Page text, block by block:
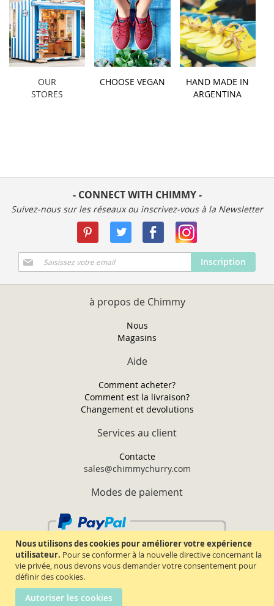
Nous utilisons des cookies pour améliorer votre expérience
utilisateur. Pour se conformer à la nouvelle directive concernant la
vie privée, nous devons vous demander votre consentement pour
définir des cookies.
Autoriser les cookies
OUR
STORES
CHOOSE VEGAN
HAND MADE IN
ARGENTINA
- CONNECT WITH CHIMMY -
Suivez-nous sur les réseaux ou inscrivez-vous à la Newsletter
Inscription
à
notre
Inscription
à propos de Chimmy
Nous
Magasins
Aide
Comment acheter?
Comment est la livraison?
Changement et devolutions
Services au client
Contacte
sales@chimmychurry.com
Modes de paiement
Chimmy Churry TM. Tous droits réservés.